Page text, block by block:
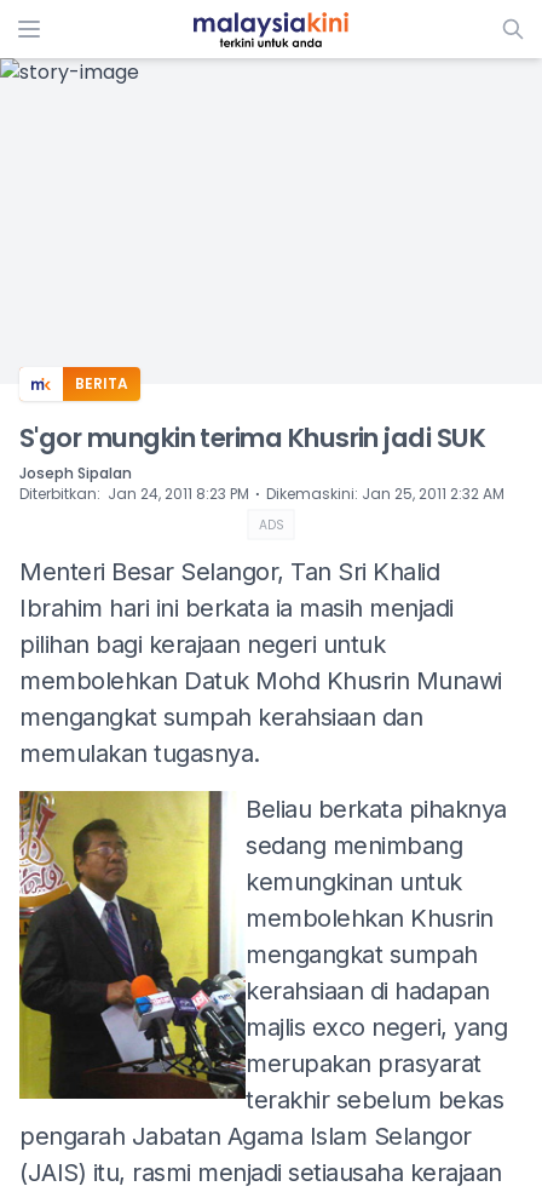
ADS
BERITA
S'gor mungkin terima Khusrin jadi SUK
Joseph Sipalan
Diterbitkan: Jan 24, 2011 8:23 PM ⋅ Dikemaskini: Jan 25, 2011 2:32 AM
ADS
Menteri Besar Selangor, Tan Sri Khalid
Ibrahim hari ini berkata ia masih menjadi
pilihan bagi kerajaan negeri untuk
membolehkan Datuk Mohd Khusrin Munawi
mengangkat sumpah kerahsiaan dan
memulakan tugasnya.
Beliau berkata pihaknya
sedang menimbang
kemungkinan untuk
membolehkan Khusrin
mengangkat sumpah
kerahsiaan di hadapan
majlis exco negeri, yang
merupakan prasyarat
terakhir sebelum bekas
pengarah Jabatan Agama Islam Selangor
(JAIS) itu, rasmi menjadi setiausaha kerajaan